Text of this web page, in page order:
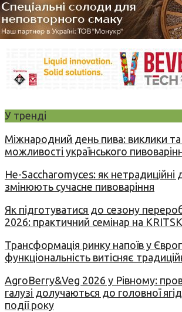
У тренді
Міжнародний день пива: виклики та
можливості українського
Не-Saccharomyces: як нетрадиційні
змінюють сучасне пивоваріння
Як підготуватися до сезону
2026: практичний семінар на
Трансформація ринку напоїв у
функціональність витісняє
AgroBerry&Veg 2026 у Рівному:
галузі долучаються до головної
події року